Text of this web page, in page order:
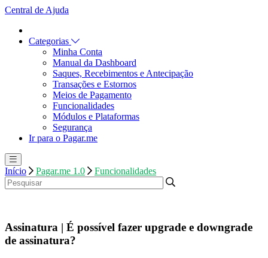
Central de Ajuda
Categorias
Minha Conta
Manual da Dashboard
Saques, Recebimentos e Antecipação
Transações e Estornos
Meios de Pagamento
Funcionalidades
Módulos e Plataformas
Segurança
Ir para o Pagar.me
Início Pagar.me 1.0 Funcionalidades
Assinatura | É possível fazer upgrade e downgrade
de assinatura?